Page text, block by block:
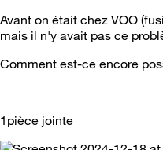
Avant on était chez VOO
mais il n'y avait pas ce
Comment est-ce encore
1pièce jointe